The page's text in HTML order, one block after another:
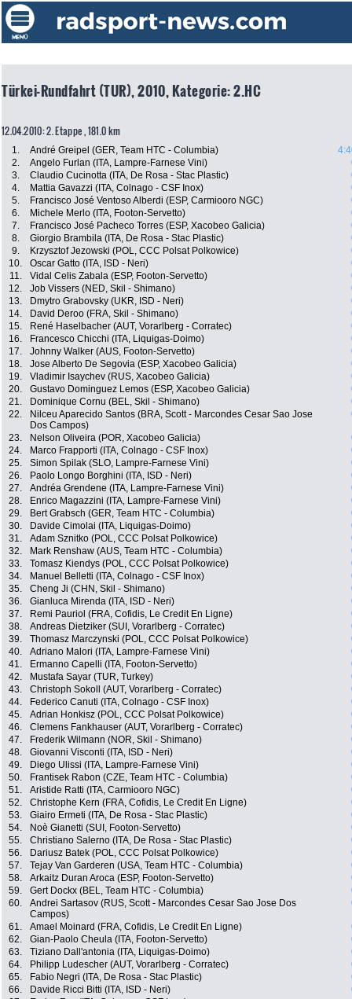
Türkei-Rundfahrt (TUR), 2010, Kategorie: 2.HC
12.04.2010: 2. Etappe , 181.0 km
1. André Greipel (GER, Team HTC - Columbia)
2.
Angelo Furlan (ITA, Lampre-Farnese Vini)
3.
Claudio Cucinotta (ITA, De Rosa - Stac Plastic)
4.
Mattia Gavazzi (ITA, Colnago - CSF Inox)
5.
Francisco José Ventoso Alberdi (ESP, Carmiooro NGC)
6.
Michele Merlo (ITA, Footon-Servetto)
7.
Francisco José Pacheco Torres (ESP, Xacobeo Galicia)
8.
Giorgio Brambila (ITA, De Rosa - Stac Plastic)
9.
Krzysztof Jezowski (POL, CCC Polsat Polkowice)
10.
Oscar Gatto (ITA, ISD - Neri)
11.
Vidal Celis Zabala (ESP, Footon-Servetto)
12.
Job Vissers (NED, Skil - Shimano)
13.
Dmytro Grabovsky (UKR, ISD - Neri)
14.
David Deroo (FRA, Skil - Shimano)
15.
René Haselbacher (AUT, Vorarlberg - Corratec)
16.
Francesco Chicchi (ITA, Liquigas-Doimo)
17.
Johnny Walker (AUS, Footon-Servetto)
18.
Jose Alberto De Segovia (ESP, Xacobeo Galicia)
19.
Vladimir Isaychev (RUS, Xacobeo Galicia)
20.
Gustavo Dominguez Lemos (ESP, Xacobeo Galicia)
21.
Dominique Cornu (BEL, Skil - Shimano)
22.
Nilceu Aparecido Santos (BRA, Scott - Marcondes Cesar Sao Jose
Dos Campos)
23. Nelson Oliveira (POR, Xacobeo Galicia)
24.
Marco Frapporti (ITA, Colnago - CSF Inox)
25.
Simon Spilak (SLO, Lampre-Farnese Vini)
26.
Paolo Longo Borghini (ITA, ISD - Neri)
27.
Andréa Grendene (ITA, Lampre-Farnese Vini)
28.
Enrico Magazzini (ITA, Lampre-Farnese Vini)
29.
Bert Grabsch (GER, Team HTC - Columbia)
30.
Davide Cimolai (ITA, Liquigas-Doimo)
31.
Adam Sznitko (POL, CCC Polsat Polkowice)
32.
Mark Renshaw (AUS, Team HTC - Columbia)
33.
Tomasz Kiendys (POL, CCC Polsat Polkowice)
34.
Manuel Belletti (ITA, Colnago - CSF Inox)
35.
Cheng Ji (CHN, Skil - Shimano)
36.
Gianluca Mirenda (ITA, ISD - Neri)
37.
Remi Pauriol (FRA, Cofidis, Le Credit En Ligne)
38.
Andreas Dietziker (SUI, Vorarlberg - Corratec)
39.
Thomasz Marczynski (POL, CCC Polsat Polkowice)
40.
Adriano Malori (ITA, Lampre-Farnese Vini)
41.
Ermanno Capelli (ITA, Footon-Servetto)
42.
Mustafa Sayar (TUR, Turkey)
43.
Christoph Sokoll (AUT, Vorarlberg - Corratec)
44.
Federico Canuti (ITA, Colnago - CSF Inox)
45.
Adrian Honkisz (POL, CCC Polsat Polkowice)
46.
Clemens Fankhauser (AUT, Vorarlberg - Corratec)
47.
Frederik Wilmann (NOR, Skil - Shimano)
48.
Giovanni Visconti (ITA, ISD - Neri)
49.
Diego Ulissi (ITA, Lampre-Farnese Vini)
50.
Frantisek Rabon (CZE, Team HTC - Columbia)
51.
Aristide Ratti (ITA, Carmiooro NGC)
52.
Christophe Kern (FRA, Cofidis, Le Credit En Ligne)
53.
Giairo Ermeti (ITA, De Rosa - Stac Plastic)
54.
Noè Gianetti (SUI, Footon-Servetto)
55.
Christiano Salerno (ITA, De Rosa - Stac Plastic)
56.
Dariusz Batek (POL, CCC Polsat Polkowice)
57.
Tejay Van Garderen (USA, Team HTC - Columbia)
58.
Arkaitz Duran Aroca (ESP, Footon-Servetto)
59.
Gert Dockx (BEL, Team HTC - Columbia)
60.
Andrei Sartasov (RUS, Scott - Marcondes Cesar Sao Jose Dos
Campos)
61. Amael Moinard (FRA, Cofidis, Le Credit En Ligne)
62.
Gian-Paolo Cheula (ITA, Footon-Servetto)
63.
Tiziano Dall'antonia (ITA, Liquigas-Doimo)
64.
Philipp Ludescher (AUT, Vorarlberg - Corratec)
65.
Fabio Negri (ITA, De Rosa - Stac Plastic)
66.
Davide Ricci Bitti (ITA, ISD - Neri)